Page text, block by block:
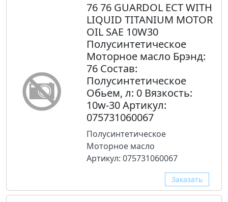
76 76 GUARDOL ECT WITH
LIQUID TITANIUM MOTOR
OIL SAE 10W30
Полусинтетическое
Моторное масло Брэнд:
76 Состав:
Полусинтетическое
Обьем, л: 0 Вязкость:
10w-30 Артикул:
075731060067
Полусинтетическое
Моторное масло
Артикул: 075731060067
Заказать